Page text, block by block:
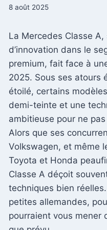
8 août 2025
La Mercedes Classe
d’innovation dans le
premium, fait face à
2025. Sous ses atours
étoilé, certains
demi-teinte et une
ambitieuse pour ne
Alors que ses
Volkswagen, et même
Toyota et Honda
Classe A déçoit
techniques bien
petites allemandes,
pourraient vous mener